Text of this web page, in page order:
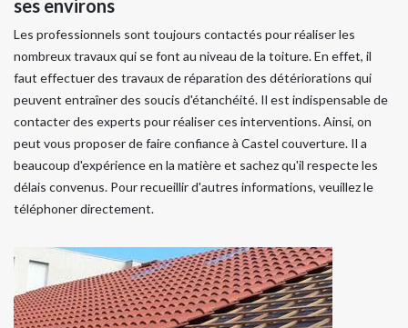
ses environs
Les professionnels sont toujours contactés pour réaliser les
nombreux travaux qui se font au niveau de la toiture. En effet, il
faut effectuer des travaux de réparation des détériorations qui
peuvent entraîner des soucis d'étanchéité. Il est indispensable de
contacter des experts pour réaliser ces interventions. Ainsi, on
peut vous proposer de faire confiance à Castel couverture. Il a
beaucoup d'expérience en la matière et sachez qu'il respecte les
délais convenus. Pour recueillir d'autres informations, veuillez le
téléphoner directement.